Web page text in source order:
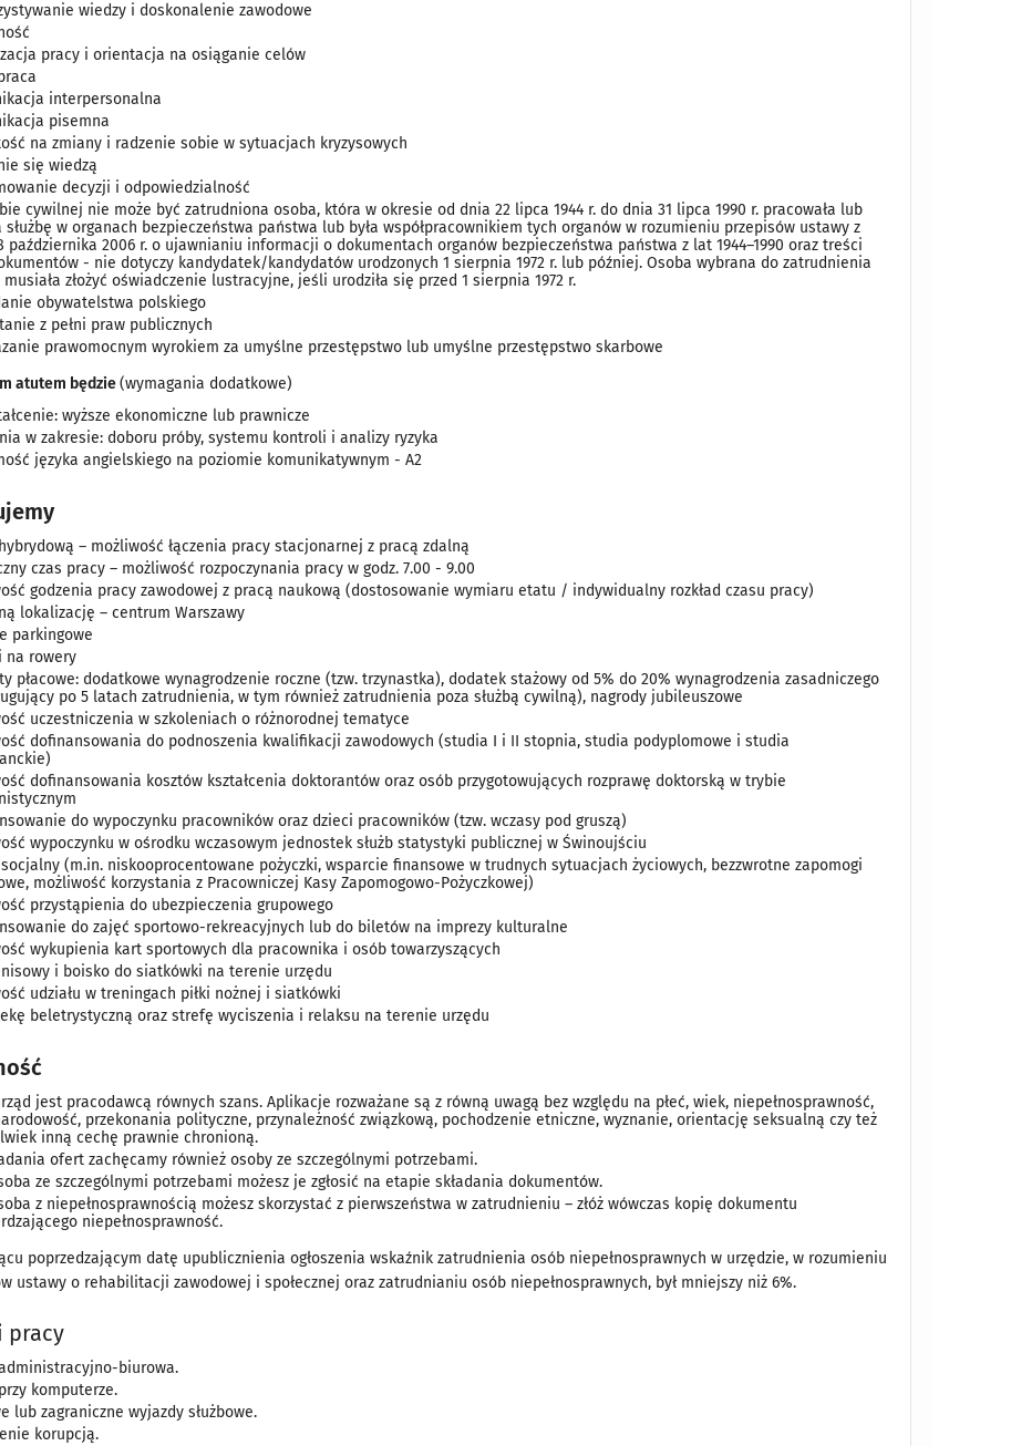
wiedzy i doskonalenie zawodowe
pracy i orientacja na osiąganie celów
interpersonalna
pisemna
na zmiany i radzenie sobie w sytuacjach kryzysowych
się wiedzą
decyzji i odpowiedzialność
cywilnej nie może być zatrudniona osoba, która w okresie od dnia 22 lipca 1944 r. do dnia 31 lipca 1990 r. pracowała lub
służbę w organach bezpieczeństwa państwa lub była współpracownikiem tych organów w rozumieniu przepisów ustawy z
października 2006 r. o ujawnianiu informacji o dokumentach organów bezpieczeństwa państwa z lat 1944–1990 oraz treści
- nie dotyczy kandydatek/kandydatów urodzonych 1 sierpnia 1972 r. lub później. Osoba wybrana do zatrudnienia
musiała złożyć oświadczenie lustracyjne, jeśli urodziła się przed 1 sierpnia 1972 r.
obywatelstwa polskiego
z pełni praw publicznych
prawomocnym wyrokiem za umyślne przestępstwo lub umyślne przestępstwo skarbowe
atutem będzie(wymagania dodatkowe)
wyższe ekonomiczne lub prawnicze
w zakresie: doboru próby, systemu kontroli i analizy ryzyka
języka angielskiego na poziomie komunikatywnym - A2
– możliwość łączenia pracy stacjonarnej z pracą zdalną
czas pracy – możliwość rozpoczynania pracy w godz. 7.00 - 9.00
godzenia pracy zawodowej z pracą naukową (dostosowanie wymiaru etatu / indywidualny rozkład czasu pracy)
lokalizację – centrum Warszawy
parkingowe
na rowery
płacowe: dodatkowe wynagrodzenie roczne (tzw. trzynastka), dodatek stażowy od 5% do 20% wynagrodzenia zasadniczego
po 5 latach zatrudnienia, w tym również zatrudnienia poza służbą cywilną), nagrody jubileuszowe
uczestniczenia w szkoleniach o różnorodnej tematyce
dofinansowania do podnoszenia kwalifikacji zawodowych (studia I i II stopnia, studia podyplomowe i studia
dofinansowania kosztów kształcenia doktorantów oraz osób przygotowujących rozprawę doktorską w trybie
do wypoczynku pracowników oraz dzieci pracowników (tzw. wczasy pod gruszą)
wypoczynku w ośrodku wczasowym jednostek służb statystyki publicznej w Świnoujściu
(m.in. niskooprocentowane pożyczki, wsparcie finansowe w trudnych sytuacjach życiowych, bezzwrotne zapomogi
możliwość korzystania z Pracowniczej Kasy Zapomogowo-Pożyczkowej)
przystąpienia do ubezpieczenia grupowego
do zajęć sportowo-rekreacyjnych lub do biletów na imprezy kulturalne
wykupienia kart sportowych dla pracownika i osób towarzyszących
i boisko do siatkówki na terenie urzędu
udziału w treningach piłki nożnej i siatkówki
beletrystyczną oraz strefę wyciszenia i relaksu na terenie urzędu
jest pracodawcą równych szans. Aplikacje rozważane są z równą uwagą bez względu na płeć, wiek, niepełnosprawność,
przekonania polityczne, przynależność związkową, pochodzenie etniczne, wyznanie, orientację seksualną czy też
inną cechę prawnie chronioną.
ofert zachęcamy również osoby ze szczególnymi potrzebami.
ze szczególnymi potrzebami możesz je zgłosić na etapie składania dokumentów.
z niepełnosprawnością możesz skorzystać z pierwszeństwa w zatrudnieniu – złóż wówczas kopię dokumentu
niepełnosprawność.
poprzedzającym datę upublicznienia ogłoszenia wskaźnik zatrudnienia osób niepełnosprawnych w urzędzie, w rozumieniu
ustawy o rehabilitacji zawodowej i społecznej oraz zatrudnianiu osób niepełnosprawnych, był mniejszy niż 6%.
pracy
biurowa.
komputerze.
lub zagraniczne wyjazdy służbowe.
korupcją.